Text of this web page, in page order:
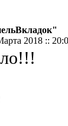
2018 ::